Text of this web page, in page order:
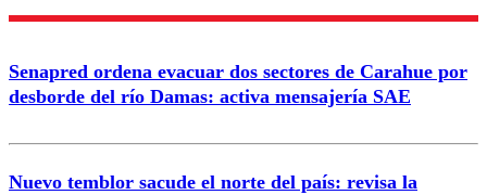
Nombre
Correo
Senapred ordena evacuar dos sectores de Carahue por
desborde del río Damas: activa mensajería SAE
Nuevo temblor sacude el norte del país: revisa la